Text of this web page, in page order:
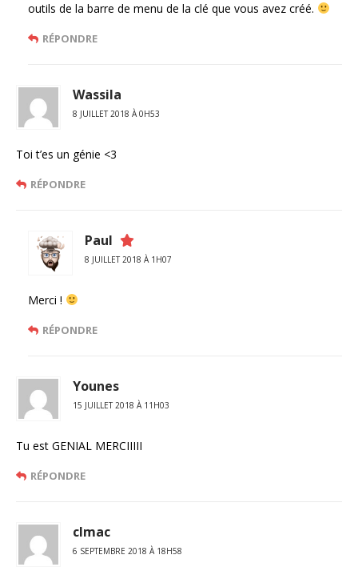
outils de la barre de menu de la clé que vous avez créé.
RÉPONDRE
Wassila
8 JUILLET 2018 À 0H53
Toi t’es un génie <3
RÉPONDRE
Paul
8 JUILLET 2018 À 1H07
Merci !
RÉPONDRE
Younes
15 JUILLET 2018 À 11H03
Tu est GENIAL MERCIIIII
RÉPONDRE
clmac
6 SEPTEMBRE 2018 À 18H58